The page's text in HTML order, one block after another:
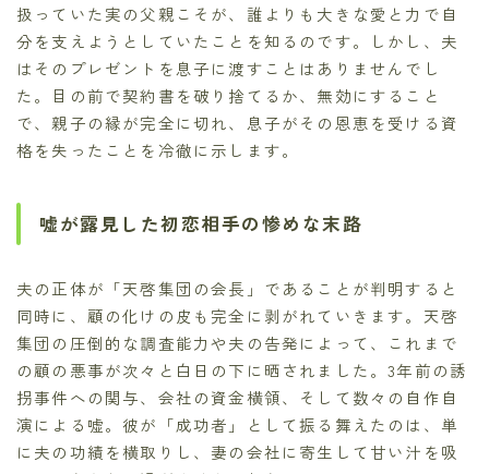
扱っていた実の父親こそが、誰よりも大きな愛と力で自
分を支えようとしていたことを知るのです。しかし、夫
はそのプレゼントを息子に渡すことはありませんでし
た。目の前で契約書を破り捨てるか、無効にすること
で、親子の縁が完全に切れ、息子がその恩恵を受ける資
格を失ったことを冷徹に示します。
嘘が露見した初恋相手の惨めな末路
夫の正体が「天啓集団の会長」であることが判明すると
同時に、顧の化けの皮も完全に剥がれていきます。天啓
集団の圧倒的な調査能力や夫の告発によって、これまで
の顧の悪事が次々と白日の下に晒されました。3年前の誘
拐事件への関与、会社の資金横領、そして数々の自作自
演による嘘。彼が「成功者」として振る舞えたのは、単
に夫の功績を横取りし、妻の会社に寄生して甘い汁を吸